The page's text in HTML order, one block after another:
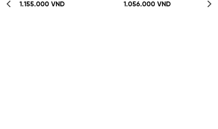
1.155.000 VND 1.056.000 VND